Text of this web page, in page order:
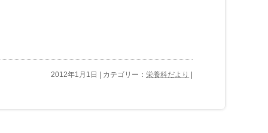
2012年1月1日 | カテゴリー：栄養科だより |